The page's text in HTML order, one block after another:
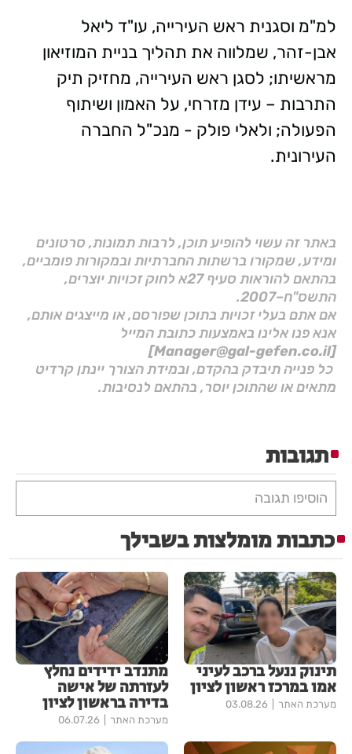
למ"מ וסגנית ראש העירייה, עו"ד ליאל
אבן-זהר, שמלווה את תהליך בניית המוזיאון
מראשיתו; לסגן ראש העירייה, מחזיק תיק
התרבות – עידן מזרחי, על האמון ושיתוף
הפעולה; ולאלי פולק - מנכ"ל החברה
העירונית.
באתר זה עשוי להופיע תוכן, לרבות תמונות, סרטונים
ומידע, שמקורו ברשתות החברתיות ובמקורות פומביים,
בהתאם להוראות סעיף 27א לחוק זכויות יוצרים,
התשס"ח–2007.
אם אתם בעלי זכויות בתוכן שפורסם, או מייצגים אותם,
אנא פנו אלינו באמצעות כתובת המייל
[Manager@gal-gefen.co.il]
כל פנייה תיבדק בהקדם, ובמידת הצורך יינתן קרדיט
מתאים או שהתוכן יוסר, בהתאם לנסיבות.
תגובות
הוסיפו תגובה
כתבות מומלצות בשבילך
תינוק ננעל ברכב לעיני
אמו במרכז ראשון לציון
מערכת האתר 03.08.26
מתנדב ידידים נחלץ
לעזרתה של אישה
בדירה בראשון לציון
מערכת האתר 06.07.26